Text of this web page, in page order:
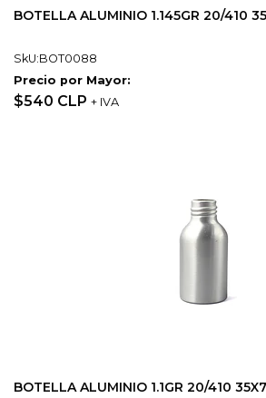
BOTELLA ALUMINIO 1.145GR 20/410
SkU:BOT0088
Precio por Mayor:
$540 CLP + IVA
BOTELLA ALUMINIO 1.1GR 20/410